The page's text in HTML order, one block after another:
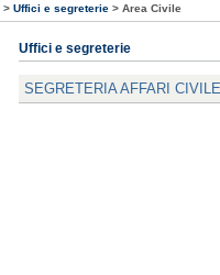
> Uffici e segreterie > Area Civile
Uffici e segreterie
SEGRETERIA AFFARI CIVILE